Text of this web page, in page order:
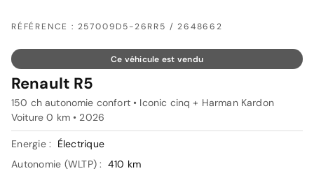
RÉFÉRENCE : 257009D5-26RR5 / 2648662
Ce véhicule est vendu
Renault R5
150 ch autonomie confort • Iconic cinq + Harman Kardon
Voiture 0 km • 2026
Energie :
Électrique
Autonomie (WLTP) : 410 km